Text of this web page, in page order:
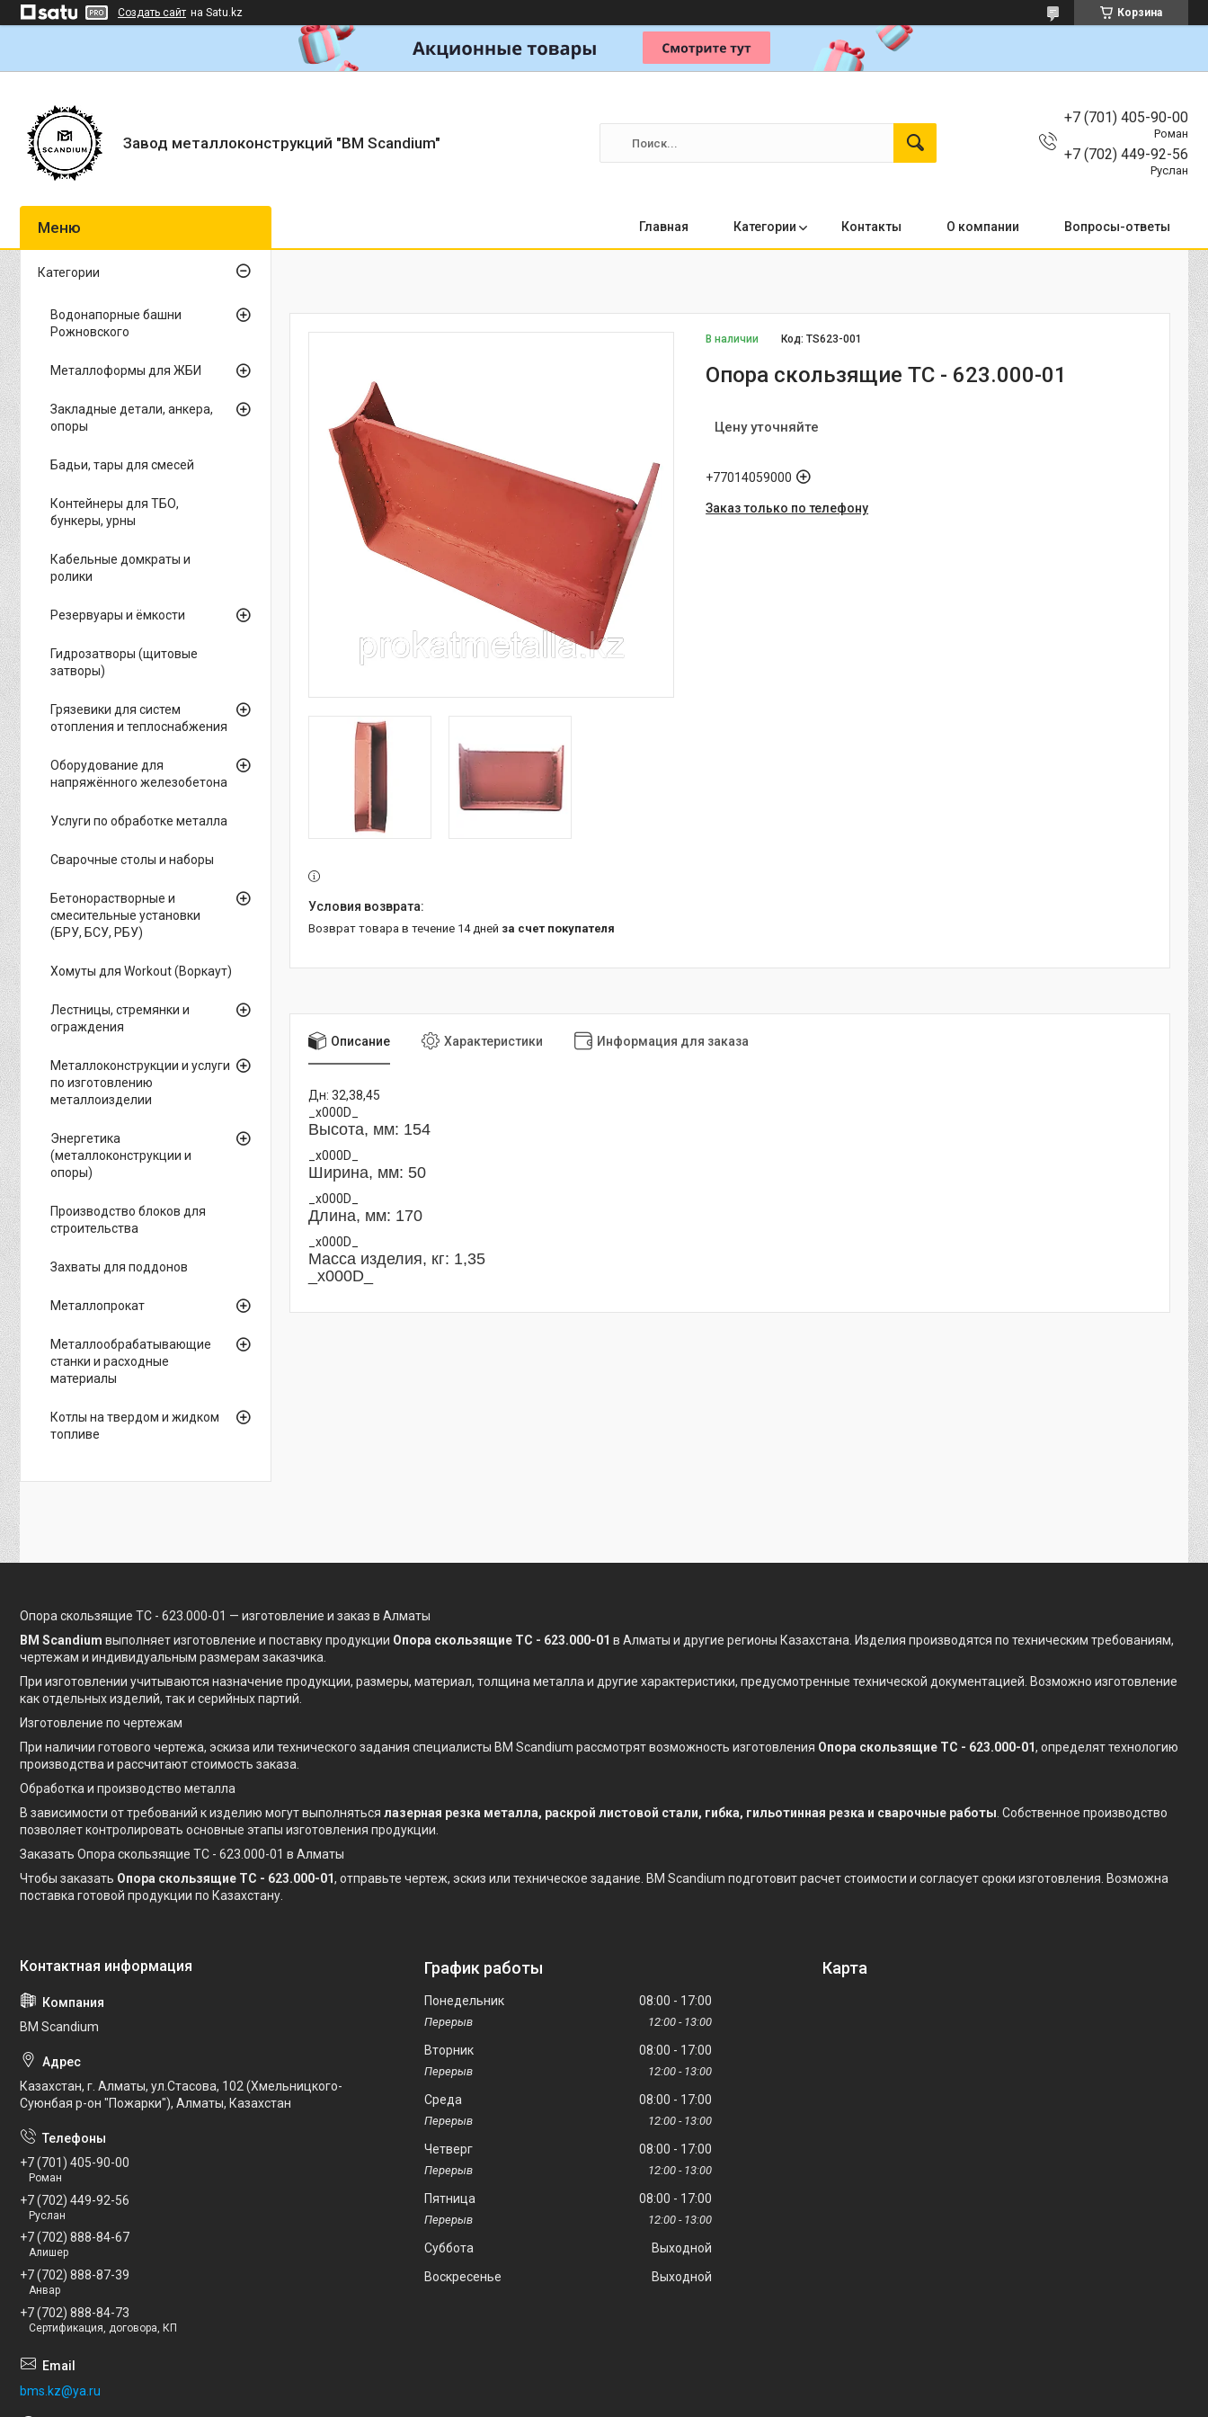
Создать сайт на Satu.kz Корзина
Завод металлоконструкций "BM Scandium"
+7 (701) 405-90-00
Роман
+7 (702) 449-92-56
Руслан
Главная Категории Контакты О компании Вопросы-ответы
В наличии Код:TS623-001
Опора скользящие ТС - 623.000-01
Цену уточняйте
+77014059000
Заказ только по телефону
возврат товара в течение 14 дней за счет покупателя
Описание Характеристики Информация для заказа
Дн: 32,38,45
_x000D_
Высота, мм: 154
_x000D_
Ширина, мм: 50
_x000D_
Длина, мм: 170
_x000D_
Масса изделия, кг: 1,35
_x000D_
Категории
Водонапорные башни
Рожновского
Металлоформы для ЖБИ
Закладные детали, анкера,
опоры
Бадьи, тары для смесей
Контейнеры для ТБО,
бункеры, урны
Кабельные домкраты и
ролики
Резервуары и ёмкости
Гидрозатворы (щитовые
затворы)
Грязевики для систем
отопления и теплоснабжения
Оборудование для
напряжённого железобетона
Услуги по обработке металла
Сварочные столы и наборы
Бетонорастворные и
смесительные установки
(БРУ, БСУ, РБУ)
Хомуты для Workout (Воркаут)
Лестницы, стремянки и
ограждения
Металлоконструкции и услуги
по изготовлению
металлоизделии
Энергетика
(металлоконструкции и
опоры)
Производство блоков для
строительства
Захваты для поддонов
Металлопрокат
Металлообрабатывающие
станки и расходные
материалы
Котлы на твердом и жидком
топливе
Опора скользящие ТС - 623.000-01 — изготовление и заказ в Алматы
BM Scandium выполняет изготовление и поставку продукции Опора скользящие ТС - 623.000-01 в Алматы и другие регионы Казахстана. Изделия производятся по техническим требованиям,
чертежам и индивидуальным размерам заказчика.
При изготовлении учитываются назначение продукции, размеры, материал, толщина металла и другие характеристики, предусмотренные технической документацией. Возможно изготовление
как отдельных изделий, так и серийных партий.
Изготовление по чертежам
При наличии готового чертежа, эскиза или технического задания специалисты BM Scandium рассмотрят возможность изготовления Опора скользящие ТС - 623.000-01, определят технологию
производства и рассчитают стоимость заказа.
Обработка и производство металла
В зависимости от требований к изделию могут выполняться лазерная резка металла, раскрой листовой стали, гибка, гильотинная резка и сварочные работы . Собственное производство
позволяет контролировать основные этапы изготовления продукции.
Заказать Опора скользящие ТС - 623.000-01 в Алматы
Чтобы заказать Опора скользящие ТС - 623.000-01, отправьте чертеж, эскиз или техническое задание. BM Scandium подготовит расчет стоимости и согласует сроки изготовления. Возможна
поставка готовой продукции по Казахстану.
BM Scandium
Казахстан, г. Алматы, ул.Стасова, 102 (Хмельницкого-
Суюнбая р-он "Пожарки"), Алматы, Казахстан
+7 (701) 405-90-00
Роман
+7 (702) 449-92-56
Руслан
+7 (702) 888-84-67
Алишер
+7 (702) 888-87-39
Анвар
+7 (702) 888-84-73
Сертификация, договора, КП
bms.kz@ya.ru
График работы
Понедельник 08:00 17:00
12:00 13:00
Вторник 08:00 17:00
12:00 13:00
Среда 08:00 17:00
12:00 13:00
Четверг 08:00 17:00
12:00 13:00
Пятница 08:00 17:00
12:00 13:00
Суббота
Выходной
Воскресенье
Выходной
Карта